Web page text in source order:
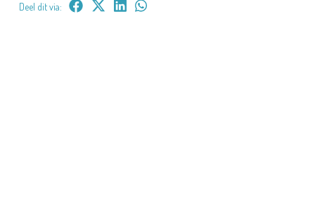
Deel dit via: